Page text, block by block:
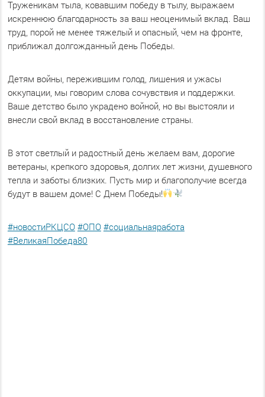
Труженикам тыла, ковавшим победу в тылу, выражаем
искреннюю благодарность за ваш неоценимый вклад. Ваш
труд, порой не менее тяжелый и опасный, чем на фронте,
приближал долгожданный день Победы.
Детям войны, пережившим голод, лишения и ужасы
оккупации, мы говорим слова сочувствия и поддержки.
Ваше детство было украдено войной, но вы выстояли и
внесли свой вклад в восстановление страны.
В этот светлый и радостный день желаем вам, дорогие
ветераны, крепкого здоровья, долгих лет жизни, душевного
тепла и заботы близких. Пусть мир и благополучие всегда
будут в вашем доме! С Днем Победы!
#новостиРКЦСО #ОПО #социальнаяработа
#ВеликаяПобеда80